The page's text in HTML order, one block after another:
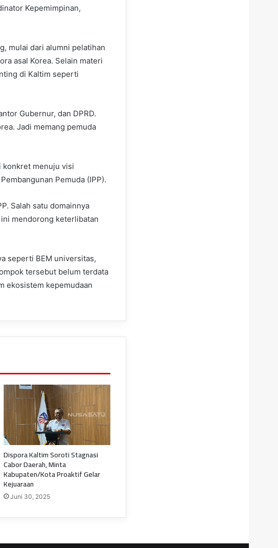
Kepemimpinan,
mulai dari alumni pelatihan
asal Korea. Selain materi
di Kaltim seperti
Gubernur, dan DPRD.
Jadi memang pemuda
konkret menuju visi
Pemuda (IPP).
Salah satu domainnya
mendorong keterlibatan
seperti BEM universitas,
tersebut belum terdata
ekosistem kepemudaan
Dispora Kaltim Soroti Stagnasi
Cabor Daerah, Minta
Kabupaten/Kota Proaktif Gelar
Kejuaraan
Juni 30, 2025